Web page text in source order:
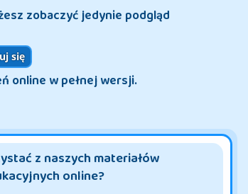
zobaczyć jedynie podgląd
się
online w pełnej wersji.
z naszych materiałów
online?